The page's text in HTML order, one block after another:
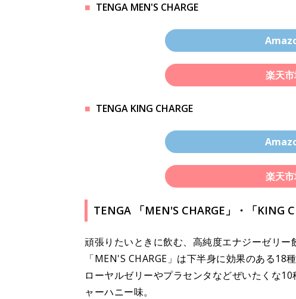
TENGA MEN'S CHARGE
楽天
TENGA KING CHARGE
楽天
TENGA 「MEN'S CHARGE」・「KING
頑張りたいときに飲む、高純度エナジーゼリー
「MEN'S CHARGE」は下半身に効果のある18
ローヤルゼリーやプラセンタなどぜいたくな
ャーハニー味。